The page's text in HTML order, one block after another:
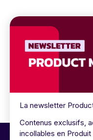
La newsletter
Contenus exclusifs,
incollables en Produit